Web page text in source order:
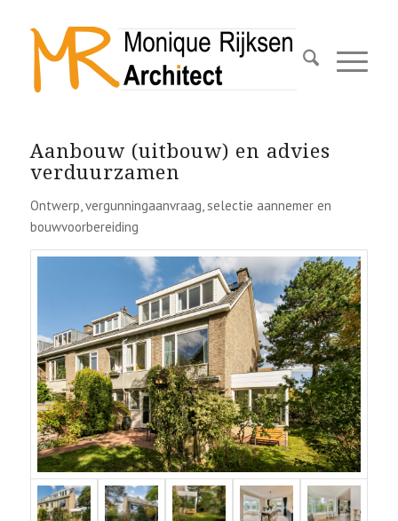
Aanbouw (uitbouw) en advies
verduurzamen
Ontwerp, vergunningaanvraag, selectie aannemer en
bouwvoorbereiding